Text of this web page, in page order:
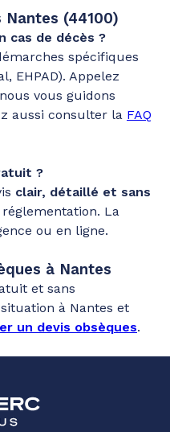
Nantes (44100)
cas de décès ?
spécifiques
EHPAD). Appelez
vous guidons
aussi consulter la FAQ
?
clair, détaillé et sans
La
ou en ligne.
à Nantes
et sans
à Nantes et
un devis obsèques.